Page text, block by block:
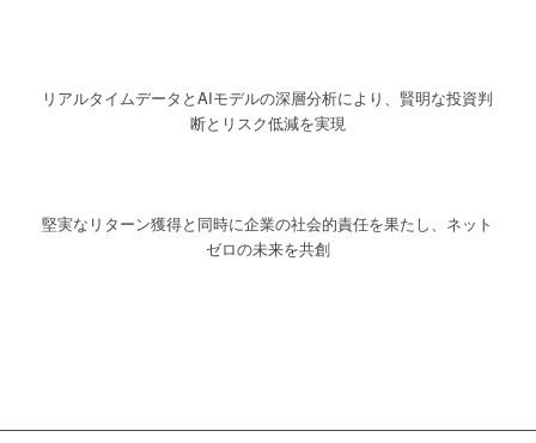
リアルタイムデータとAIモデルの深層分析により、賢明な投資判
断とリスク低減を実現
堅実なリターン獲得と同時に企業の社会的責任を果たし、ネット
ゼロの未来を共創